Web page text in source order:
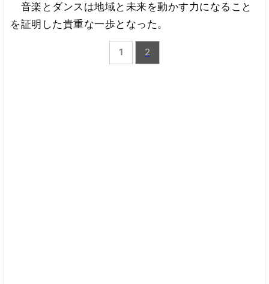
音楽とダンスは地域と未来を動かす力になること
を証明した貴重な一歩となった。
1 2